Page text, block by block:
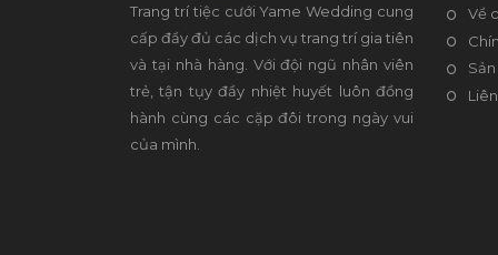
Trang trí tiệc cưới Yame Wedding cung
cấp đầy đủ các dịch vụ trang trí gia tiên
và tại nhà hàng. Với đội ngũ nhân viên
trẻ, tận tụy đầy nhiệt huyết luôn đồng
hành cùng các cặp đôi trong ngày vui
của mình.
Về